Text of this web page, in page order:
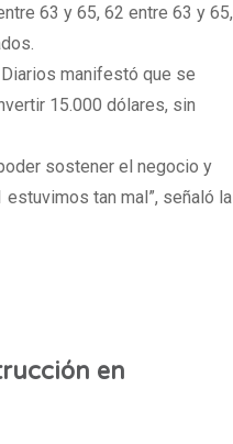
63 y 65, 62 entre 63 y 65,
manifestó que se
15.000 dólares, sin
sostener el negocio y
tan mal”, señaló la
en